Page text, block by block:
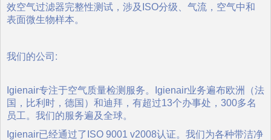
效空气过滤器完整性测试，涉及ISO分级、气流，空气中和
表面微生物样本。
我们的公司:
Igienair专注于空气质量检测服务。Igienair业务遍布欧洲（法
国，比利时，德国）和迪拜，有超过13个办事处，300多名
员工。我们的服务遍及全球。
Igienair已经通过了ISO 9001 v2008认证。我们为各种带洁净